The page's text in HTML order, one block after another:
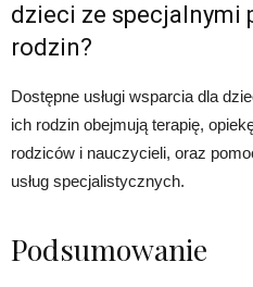
dzieci ze specjalnymi
rodzin?
Dostępne usługi wsparcia dla
ich rodzin obejmują terapię,
rodziców i nauczycieli, oraz
usług specjalistycznych.
Podsumowanie